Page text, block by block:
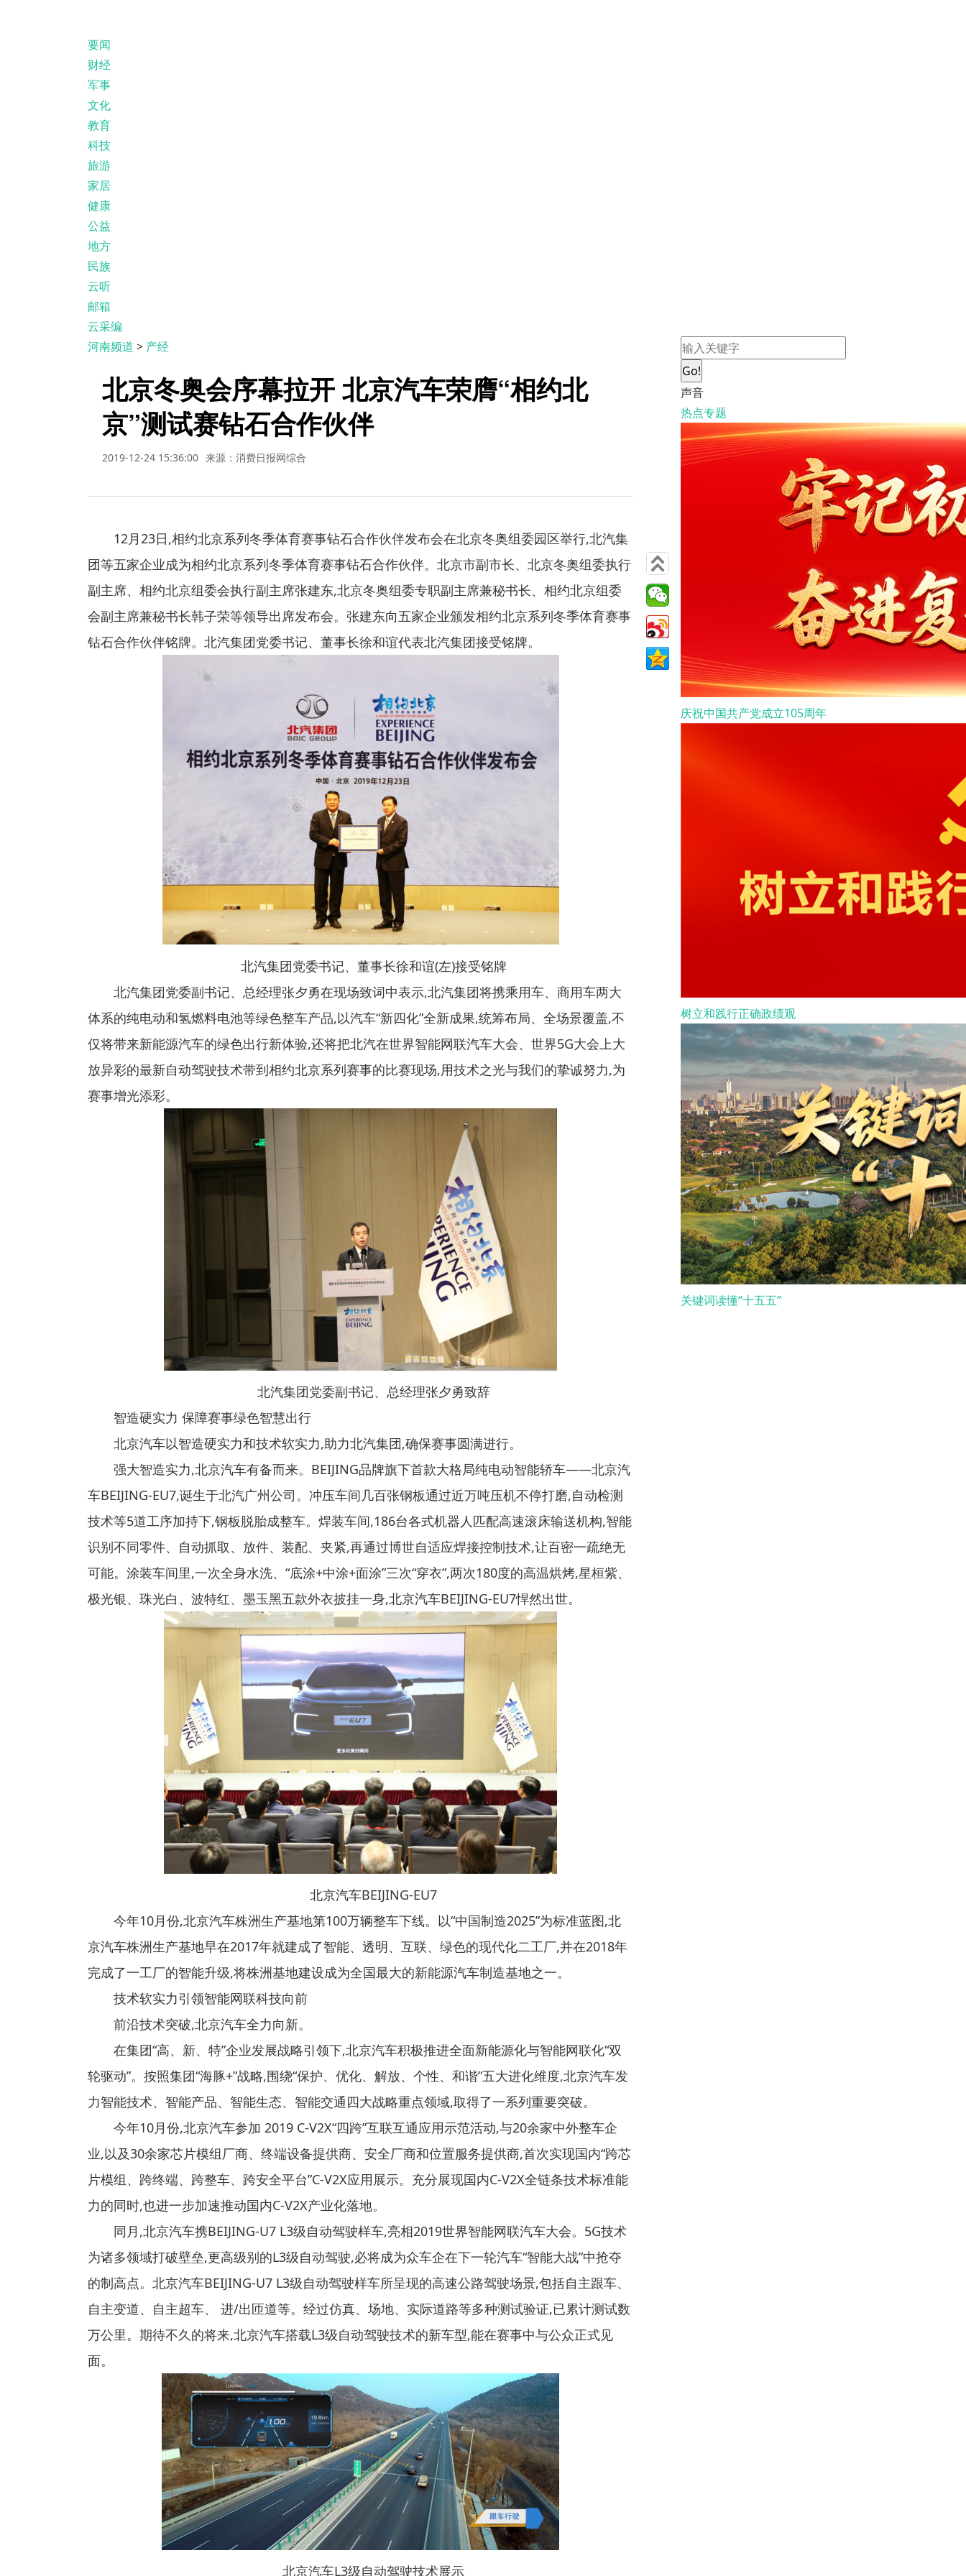
要闻
财经
军事
文化
教育
科技
旅游
家居
健康
公益
地方
民族
云听
邮箱
云采编
河南频道 > 产经
北京冬奥会序幕拉开 北京汽车荣膺“相约北
京”测试赛钻石合作伙伴
2019-12-24 15:36:00 来源：消费日报网综合
12月23日,相约北京系列冬季体育赛事钻石合作伙伴发布会在北京冬奥组委园区举行,北汽集
团等五家企业成为相约北京系列冬季体育赛事钻石合作伙伴。北京市副市长、北京冬奥组委执行
副主席、相约北京组委会执行副主席张建东,北京冬奥组委专职副主席兼秘书长、相约北京组委
会副主席兼秘书长韩子荣等领导出席发布会。张建东向五家企业颁发相约北京系列冬季体育赛事
钻石合作伙伴铭牌。北汽集团党委书记、董事长徐和谊代表北汽集团接受铭牌。
北汽集团党委书记、董事长徐和谊(左)接受铭牌
北汽集团党委副书记、总经理张夕勇在现场致词中表示,北汽集团将携乘用车、商用车两大
体系的纯电动和氢燃料电池等绿色整车产品,以汽车“新四化”全新成果,统筹布局、全场景覆盖,不
仅将带来新能源汽车的绿色出行新体验,还将把北汽在世界智能网联汽车大会、世界5G大会上大
放异彩的最新自动驾驶技术带到相约北京系列赛事的比赛现场,用技术之光与我们的挚诚努力,为
赛事增光添彩。
北汽集团党委副书记、总经理张夕勇致辞
智造硬实力 保障赛事绿色智慧出行
北京汽车以智造硬实力和技术软实力,助力北汽集团,确保赛事圆满进行。
强大智造实力,北京汽车有备而来。BEIJING品牌旗下首款大格局纯电动智能轿车——北京汽
车BEIJING-EU7,诞生于北汽广州公司。冲压车间几百张钢板通过近万吨压机不停打磨,自动检测
技术等5道工序加持下,钢板脱胎成整车。焊装车间,186台各式机器人匹配高速滚床输送机构,智能
识别不同零件、自动抓取、放件、装配、夹紧,再通过博世自适应焊接控制技术,让百密一疏绝无
可能。涂装车间里,一次全身水洗、“底涂+中涂+面涂”三次“穿衣”,两次180度的高温烘烤,星桓紫、
极光银、珠光白、波特红、墨玉黑五款外衣披挂一身,北京汽车BEIJING-EU7悍然出世。
北京汽车BEIJING-EU7
今年10月份,北京汽车株洲生产基地第100万辆整车下线。以“中国制造2025”为标准蓝图,北
京汽车株洲生产基地早在2017年就建成了智能、透明、互联、绿色的现代化二工厂,并在2018年
完成了一工厂的智能升级,将株洲基地建设成为全国最大的新能源汽车制造基地之一。
技术软实力引领智能网联科技向前
前沿技术突破,北京汽车全力向新。
在集团“高、新、特”企业发展战略引领下,北京汽车积极推进全面新能源化与智能网联化“双
轮驱动”。按照集团“海豚+”战略,围绕“保护、优化、解放、个性、和谐”五大进化维度,北京汽车发
力智能技术、智能产品、智能生态、智能交通四大战略重点领域,取得了一系列重要突破。
今年10月份,北京汽车参加 2019 C-V2X“四跨”互联互通应用示范活动,与20余家中外整车企
业,以及30余家芯片模组厂商、终端设备提供商、安全厂商和位置服务提供商,首次实现国内“跨芯
片模组、跨终端、跨整车、跨安全平台”C-V2X应用展示。充分展现国内C-V2X全链条技术标准能
力的同时,也进一步加速推动国内C-V2X产业化落地。
同月,北京汽车携BEIJING-U7 L3级自动驾驶样车,亮相2019世界智能网联汽车大会。5G技术
为诸多领域打破壁垒,更高级别的L3级自动驾驶,必将成为众车企在下一轮汽车“智能大战”中抢夺
的制高点。北京汽车BEIJING-U7 L3级自动驾驶样车所呈现的高速公路驾驶场景,包括自主跟车、
自主变道、自主超车、 进/出匝道等。经过仿真、场地、实际道路等多种测试验证,已累计测试数
万公里。期待不久的将来,北京汽车搭载L3级自动驾驶技术的新车型,能在赛事中与公众正式见
面。
北京汽车L3级自动驾驶技术展示
Go!
声音
热点专题
庆祝中国共产党成立105周年
树立和践行正确政绩观
关键词读懂“十五五”